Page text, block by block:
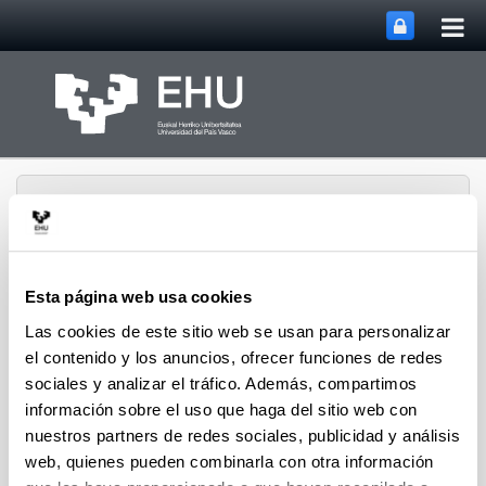
Esta página web usa cookies
Las cookies de este sitio web se usan para personalizar
el contenido y los anuncios, ofrecer funciones de redes
sociales y analizar el tráfico. Además, compartimos
información sobre el uso que haga del sitio web con
nuestros partners de redes sociales, publicidad y análisis
web, quienes pueden combinarla con otra información
biomat MenúAbrir/cerrar
Difusión